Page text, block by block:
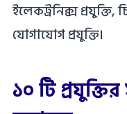
ইলেকট্রনিক্স প্রযুক্তি,
যোগাযোগ প্রযুক্তি।
১০ টি